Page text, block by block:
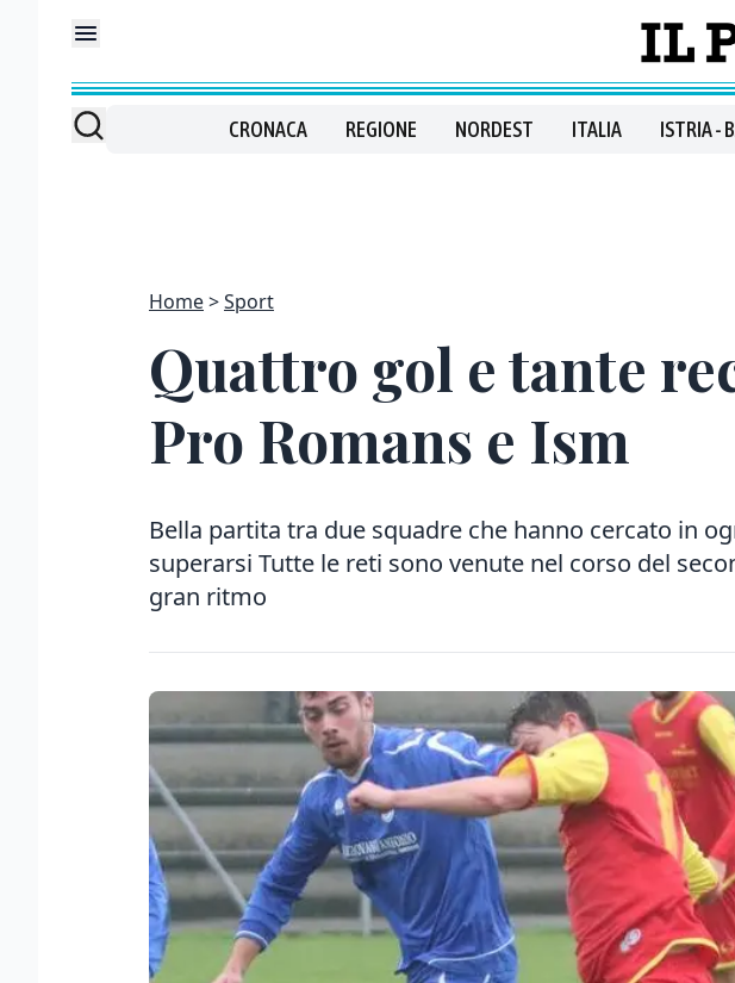
CRONACA REGIONE NORDEST ITALIA ISTRIA -
Home Sport
Quattro gol e tante
Pro Romans e Ism
Bella partita tra due squadre che hanno cercato in
superarsi Tutte le reti sono venute nel corso del
gran ritmo